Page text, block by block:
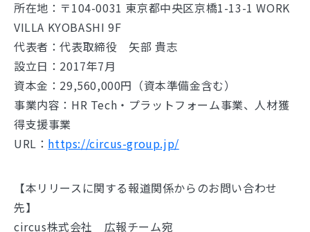
所在地：〒104-0031 東京都中央区京橋1-13-1 WORK
VILLA KYOBASHI 9F
代表者：代表取締役 矢部 貴志
設立日：2017年7月
資本金：29,560,000円（資本準備金含む）
事業内容：HR Tech・プラットフォーム事業、人材獲
得支援事業
URL： https://circus-group.jp/
【本リリースに関する報道関係からのお問い合わせ
先】
circus株式会社 広報チーム宛